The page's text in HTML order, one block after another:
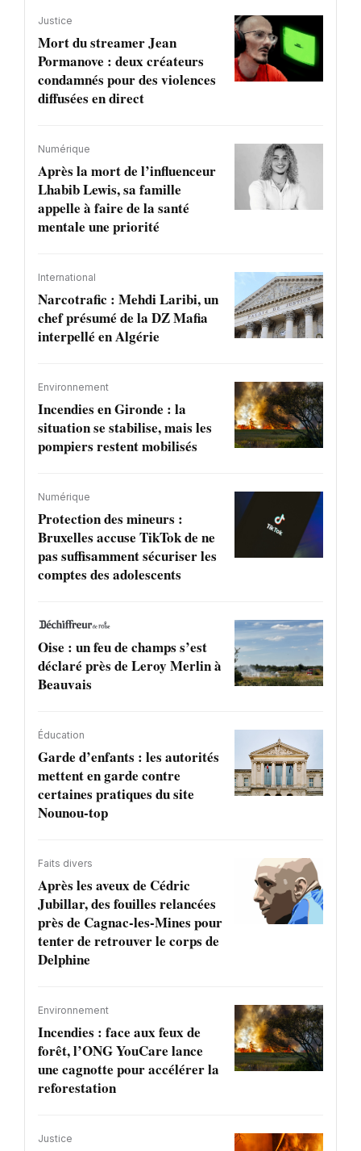
Justice
Mort du streamer Jean
Pormanove : deux créateurs
condamnés pour des violences
diffusées en direct
Numérique
Après la mort de l’influenceur
Lhabib Lewis, sa famille
appelle à faire de la santé
mentale une priorité
International
Narcotrafic : Mehdi Laribi, un
chef présumé de la DZ Mafia
interpellé en Algérie
Environnement
Incendies en Gironde : la
situation se stabilise, mais les
pompiers restent mobilisés
Numérique
Protection des mineurs :
Bruxelles accuse TikTok de ne
pas suffisamment sécuriser les
comptes des adolescents
Oise : un feu de champs s’est
déclaré près de Leroy Merlin à
Beauvais
Éducation
Garde d’enfants : les autorités
mettent en garde contre
certaines pratiques du site
Nounou-top
Faits divers
Après les aveux de Cédric
Jubillar, des fouilles relancées
près de Cagnac-les-Mines pour
tenter de retrouver le corps de
Delphine
Environnement
Incendies : face aux feux de
forêt, l’ONG YouCare lance
une cagnotte pour accélérer la
reforestation
Justice